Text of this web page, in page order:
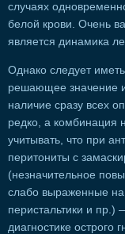
случаях
белой крови. Очень
является динамика
Однако следует
решающее значение
наличие сразу всех
редко, а комбинация
учитывать, что при
перитониты с
(незначительное
слабо выраженные
перистальтики и пр.)
диагностике острого